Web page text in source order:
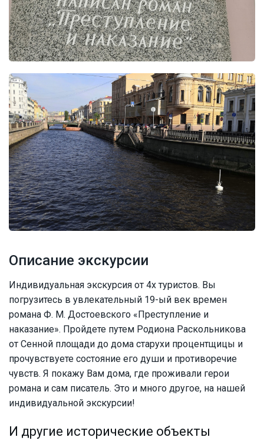
Описание экскурсии
Индивидуальная экскурсия от 4х туристов. Вы
погрузитесь в увлекательный 19-ый век времен
романа Ф. М. Достоевского «Преступление и
наказание». Пройдете путем Родиона Раскольникова
от Сенной площади до дома старухи процентщицы и
прочувствуете состояние его души и противоречие
чувств. Я покажу Вам дома, где проживали герои
романа и сам писатель. Это и много другое, на нашей
индивидуальной экскурсии!
И другие исторические объекты